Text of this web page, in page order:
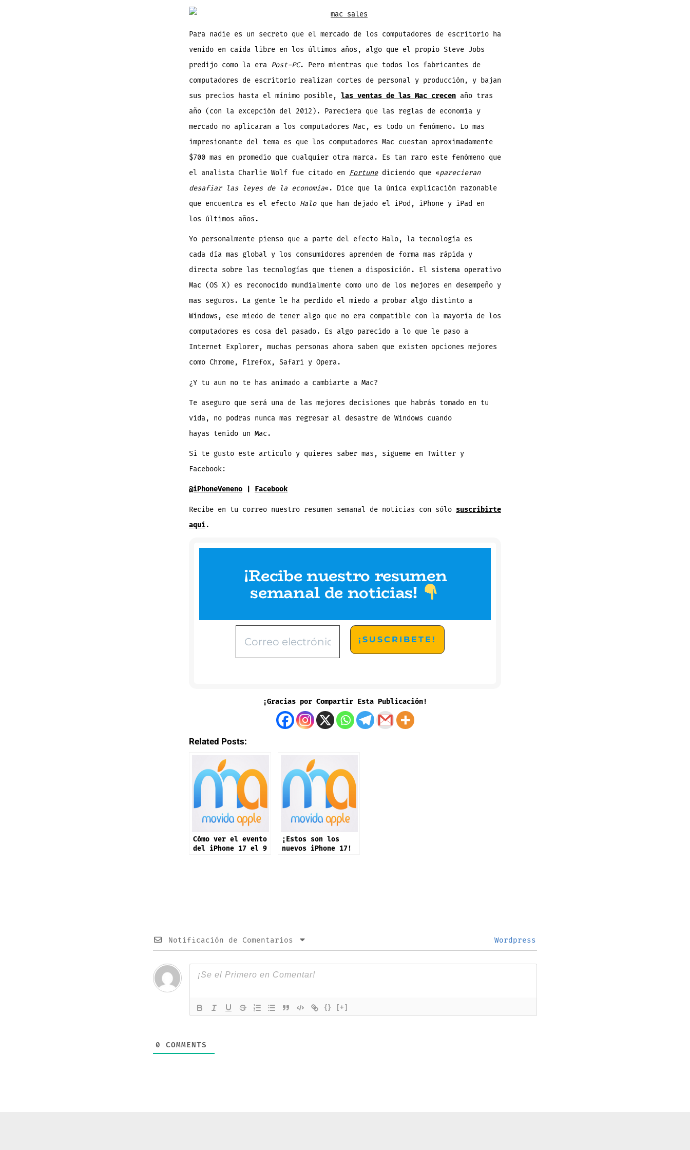
leyes
de
economía»
Para nadie es un secreto que el mercado de los computadores de escritorio ha
venido en caída libre en los últimos años, algo que el propio Steve Jobs
predijo como la era Post-PC. Pero mientras que todos los fabricantes de
computadores de escritorio realizan cortes de personal y producción, y bajan
sus precios hasta el mínimo posible, las ventas de las Mac crecen año tras
año (con la excepción del 2012). Pareciera que las reglas de economía y
mercado no aplicaran a los computadores Mac, es todo un fenómeno. Lo mas
impresionante del tema es que los computadores Mac cuestan aproximadamente
$700 mas en promedio que cualquier otra marca. Es tan raro este fenómeno que
el analista Charlie Wolf fue citado en
Fortunediciendo que «parecieran
desafiar las leyes de la economía«. Dice que la única explicación razonable
que encuentra es el efecto Haloque han dejado el iPod, iPhone y iPad en
los últimos años.
Yo personalmente pienso que a parte del efecto Halo, la tecnología es
cada día mas global y los consumidores aprenden de forma mas rápida y
directa sobre las tecnologías que tienen a disposición. El sistema operativo
Mac (OS X) es reconocido mundialmente como uno de los mejores en desempeño y
mas seguros. La gente le ha perdido el miedo a probar algo distinto a
Windows, ese miedo de tener algo que no era compatible con la mayoría de los
computadores es cosa del pasado. Es algo parecido a lo que le paso a
Internet Explorer, muchas personas ahora saben que existen opciones mejores
como Chrome, Firefox, Safari y Opera.
¿Y tu aun no te has animado a cambiarte a Mac?
Te aseguro que será una de las mejores decisiones que habrás tomado en tu
vida, no podras nunca mas regresar al desastre de Windows cuando
hayas tenido un Mac.
Si te gusto este articulo y quieres saber mas, sígueme en Twitter y
Facebook:
@iPhoneVeneno Facebook
Recibe en tu correo nuestro resumen semanal de noticias con sólo suscribirte
aquí.
¡Recibe nuestro resumen
semanal de noticias!
¡Gracias por Compartir Esta Publicación!
Related Posts:
Cómo ver el evento
del iPhone 17 el 9
¡Estos son los
nuevos iPhone 17!
Notificación de Comentarios Wordpress
{} [+]
0 COMMENTS